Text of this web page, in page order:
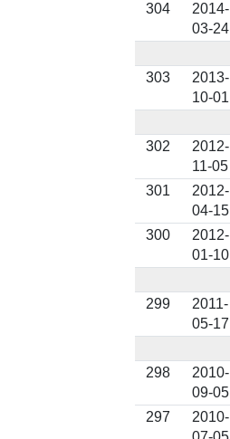
304
2014-
03-24
303
2013-
10-01
302
2012-
11-05
301
2012-
04-15
300
2012-
01-10
299
2011-
05-17
298
2010-
09-05
297
2010-